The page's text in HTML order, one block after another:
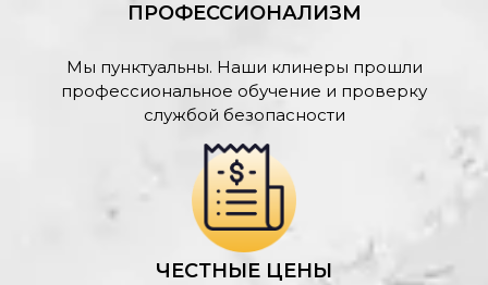
ПРОФЕССИОНАЛИЗМ
Мы пунктуальны. Наши клинеры прошли
профессиональное обучение и проверку
службой безопасности
ЧЕСТНЫЕ ЦЕНЫ